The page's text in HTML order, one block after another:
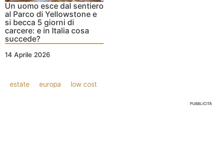
Un uomo esce dal sentiero
al Parco di Yellowstone e
si becca 5 giorni di
carcere: e in Italia cosa
succede?
14 Aprile 2026
estate europa low cost
PUBBLICITÀ